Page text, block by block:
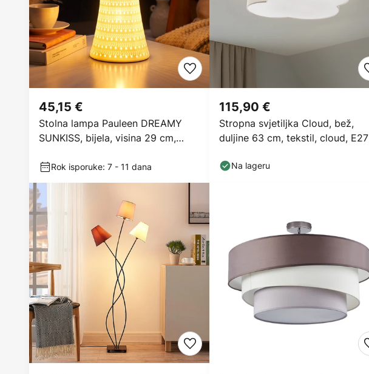
Stolna lampa Pauleen DREAMY
SUNKISS, bijela, visina 29 cm,
45,15 €
Rok isporuke: 7 - 11 dana
Stropna svjetiljka Cloud, bež,
duljine 63 cm, tekstil, cloud, E27
115,90 €
Na lageru